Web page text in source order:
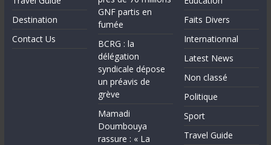
Destination
Contact Us
GNF partis en
fumée
BCRG : la
délégation
syndicale dépose
un préavis de
grève
Mamadi
Doumbouya
rassure : « La
Faits Divers
Internationnal
Latest News
Non classé
Politique
Sport
Travel Guide